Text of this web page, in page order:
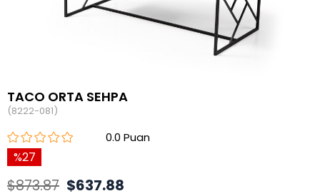
TACO ORTA SEHPA
(8222-081)
0.0
27
$873.87 $637.88